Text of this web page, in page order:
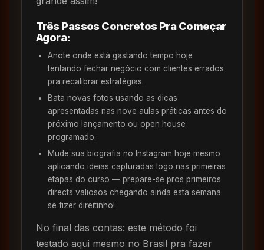
Três Passos Concretos Pra Começar
Agora:
Anote onde está gastando tempo hoje
tentando fechar negócio com clientes errados
pra recalibrar estratégias.
Bata novas fotos usando as dicas
apresentadas nas nove aulas práticas antes do
próximo lançamento ou open house
programado.
Mude sua biografia no Instagram hoje mesmo
aplicando ideias capturadas logo nas primeiras
etapas do curso — prepare-se pros primeiros
directs valiosos chegando ainda esta semana
se fizer direitinho!
No final das contas: este método foi
testado aqui mesmo no Brasil pra fazer